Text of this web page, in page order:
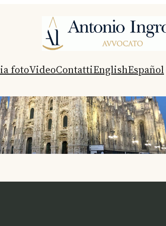
fotoVideoContattiEnglishEspañol